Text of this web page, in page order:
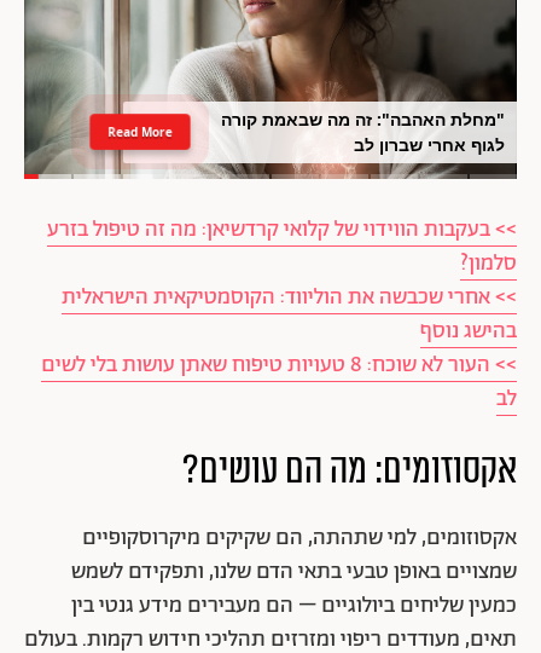
"מחלת האהבה": זה מה שבאמת קורה
לגוף אחרי שברון לב
Read More
>> בעקבות הווידוי של קלואי קרדשיאן: מה זה טיפול בזרע
סלמון?
>> אחרי שכבשה את הוליווד: הקוסמטיקאית הישראלית
בהישג נוסף
>> העור לא שוכח: 8 טעויות טיפוח שאתן עושות בלי לשים
לב
אקסוזומים: מה הם עושים?
אקסוזומים, למי שתהתה, הם שקיקים מיקרוסקופיים
שמצויים באופן טבעי בתאי הדם שלנו, ותפקידם לשמש
כמעין שליחים ביולוגיים – הם מעבירים מידע גנטי בין
תאים, מעודדים ריפוי ומזרזים תהליכי חידוש רקמות. בעולם